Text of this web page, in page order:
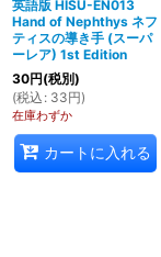
英語版 HISU-EN013
Hand of Nephthys ネフ
ティスの導き手 (スーパ
ーレア) 1st Edition
30円(税別)
(税込 : 33円)
在庫わずか
カートに入れる